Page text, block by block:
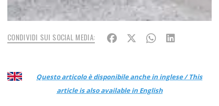
CONDIVIDI SUI SOCIAL MEDIA:
Questo articolo è disponibile anche in inglese / This
article is also available in English